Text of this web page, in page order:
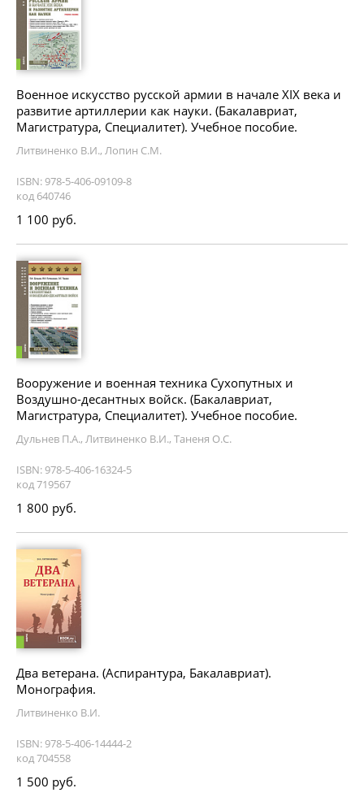
Военное искусство русской армии в начале XIX века и
развитие артиллерии как науки. (Бакалавриат,
Магистратура, Специалитет). Учебное пособие.
Литвиненко В.И., Лопин С.М.
ISBN: 978-5-406-09109-8
код 640746
1 100 руб.
Вооружение и военная техника Сухопутных и
Воздушно-десантных войск. (Бакалавриат,
Магистратура, Специалитет). Учебное пособие.
Дульнев П.А., Литвиненко В.И., Таненя О.С.
ISBN: 978-5-406-16324-5
код 719567
1 800 руб.
Два ветерана. (Аспирантура, Бакалавриат).
Монография.
Литвиненко В.И.
ISBN: 978-5-406-14444-2
код 704558
1 500 руб.